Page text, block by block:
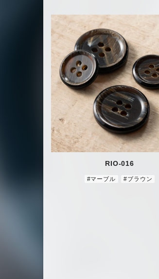
RIO-016
#マーブル #ブラウン